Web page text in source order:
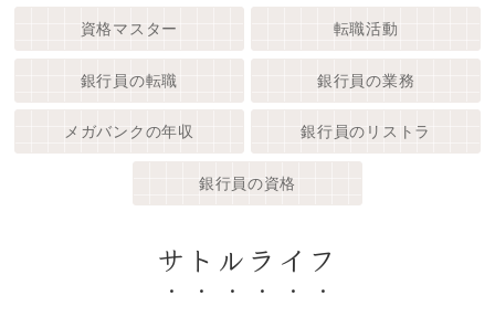
サトルライフ
資格マスター 転職活動
銀行員の転職 銀行員の業務
メガバンクの年収 銀行員のリストラ
銀行員の資格